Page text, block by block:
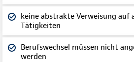
keine abstrakte Verweisung auf
Tätigkeiten
Berufswechsel müssen nicht
werden